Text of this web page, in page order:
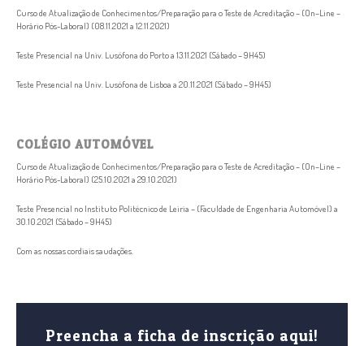
Curso de Atualização de Conhecimentos/Preparação para o Teste de Acreditação – (On–Line –
Horário Pós-Laboral) (08.11.2021 a 12.11.2021)
Teste Presencial na Univ. Lusófona do Porto a 13.11.2021 (Sábado – 9H45)
Teste Presencial na Univ. Lusófona de Lisboa a 20.11.2021 (Sábado – 9H45)
COLÉGIO AUTOMÓVEL
Curso de Atualização de Conhecimentos/Preparação para o Teste de Acreditação – (On–Line –
Horário Pós-Laboral) (25.10.2021 a 29.10.2021)
Teste Presencial no Instituto Politécnico de Leiria – (Faculdade de Engenharia Automóvel) a
30.10.2021 (Sábado – 9H45)
Com as nossas cordiais saudações.
Preencha a ficha de inscrição aqui!